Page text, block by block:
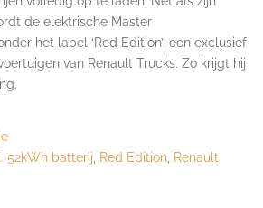
de elektrische Master
het label ‘Red Edition’, een exclusief
van Renault Trucks. Zo krijgt hij
52kWh batterij Red Edition Renault